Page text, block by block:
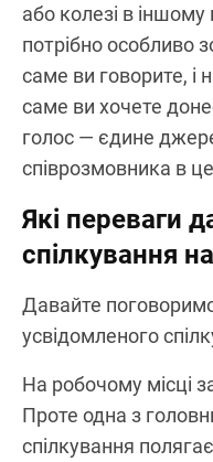
або колезі в іншому
потрібно особливо
саме ви говорите, і
саме ви хочете
голос — єдине
співрозмовника в
Які переваги
спілкування
Давайте
усвідомленого
На робочому місці
Проте одна з
спілкування